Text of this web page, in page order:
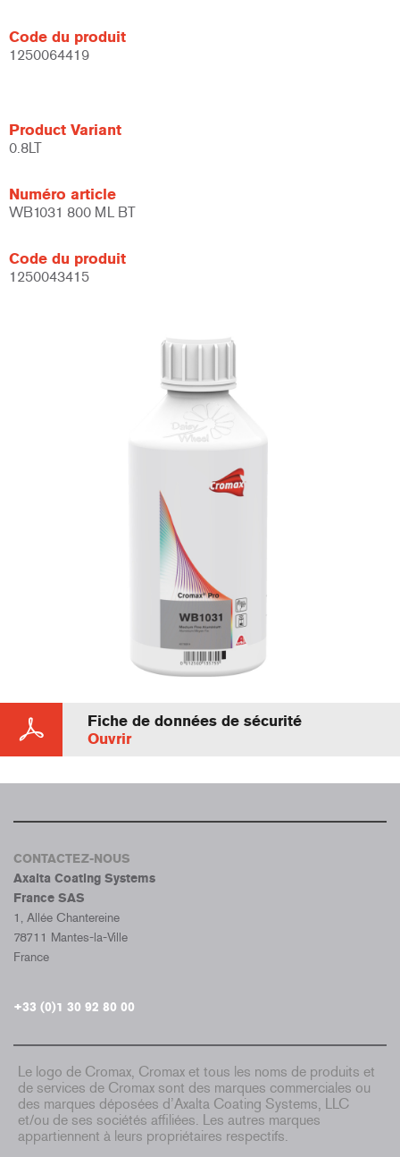
Code du produit
1250064419
Product Variant
0.8LT
Numéro article
WB1031 800 ML BT
Code du produit
1250043415
Fiche de données de sécurité
Ouvrir
CONTACTEZ-NOUS
Axalta Coating Systems
France SAS
1, Allée Chantereine
78711 Mantes-la-Ville
France
+33 (0)1 30 92 80 00
Le logo de Cromax, Cromax et tous les noms de produits et
de services de Cromax sont des marques commerciales ou
des marques déposées d’Axalta Coating Systems, LLC
et/ou de ses sociétés affiliées. Les autres marques
appartiennent à leurs propriétaires respectifs.